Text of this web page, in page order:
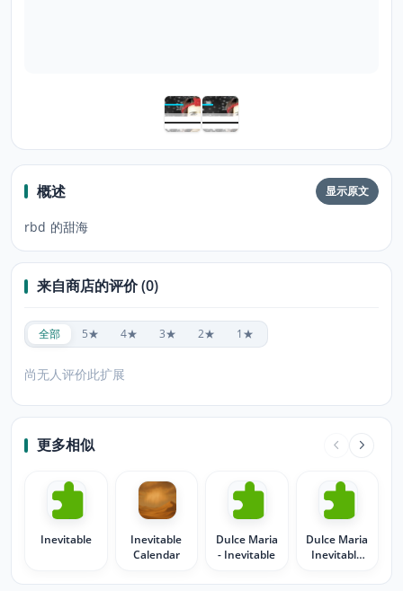
概述 显示原文
rbd 的甜海
来自商店的评价 (0)
全部 5★ 4★ 3★ 2★ 1★
尚无人评价此扩展
更多相似
Inevitable
Inevitable
Calendar
Dulce Maria
- Inevitable
Dulce Maria
Inevitable